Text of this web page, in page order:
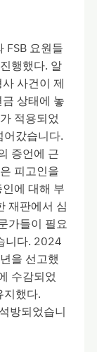
FSB 요원들
행했다. 알
사건이 제
상태에 놓
적용되었
갔습니다.
증언에 근
피고인을
에 대해 부
재판에서 심
가들이 필요
니다. 2024
을 선고했
수감되었
지했다.
방되었습니